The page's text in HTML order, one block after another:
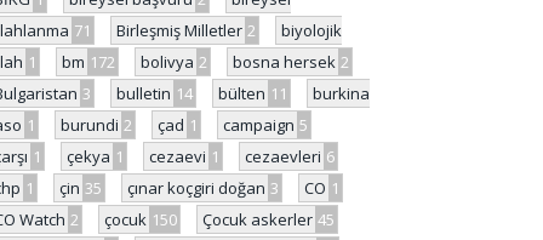
71 Birleşmiş Milletler 2
biyolojik
1 bm 172 bolivya 2 bosna hersek 2
3 bulletin 14 bülten 11
burkina
1 burundi 2 çad 1 campaign 5
1 çekya 1 cezaevi 1 cezaevleri 6
1 çin 35 çınar koçgiri doğan 3 CO 1
Watch 2 çocuk 150 Çocuk askerler 45